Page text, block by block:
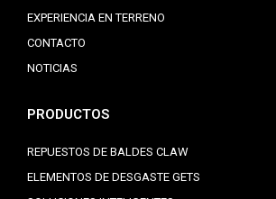
EXPERIENCIA EN TERRENO
CONTACTO
NOTICIAS
PRODUCTOS
REPUESTOS DE BALDES CLAW
ELEMENTOS DE DESGASTE GETS